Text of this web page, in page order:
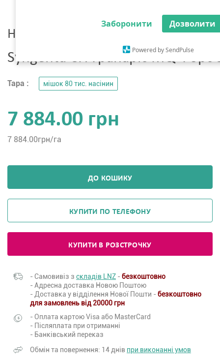
Заборонити Дозволити
Powered by SendPulse
Насіння кукурудзи
Syngenta СИ Гранаріс MQ Форс
Тара : мішок 80 тис. насінин
7 884.00 грн
7 884.00грн/га
ДО КОШИКУ
КУПИТИ ПО ТЕЛЕФОНУ
КУПИТИ В РОЗСТРОЧКУ
- Самовивіз з складів LNZ - безкоштовно
- Адресна доставка Новою Поштою
- Доставка у відділення Нової Пошти - безкоштовно
для замовлень від 20000 грн
- Оплата картою Visa або MasterCard
- Післяплата при отриманні
- Банківський переказ
Обмін та повернення: 14 днів при виконанні умов